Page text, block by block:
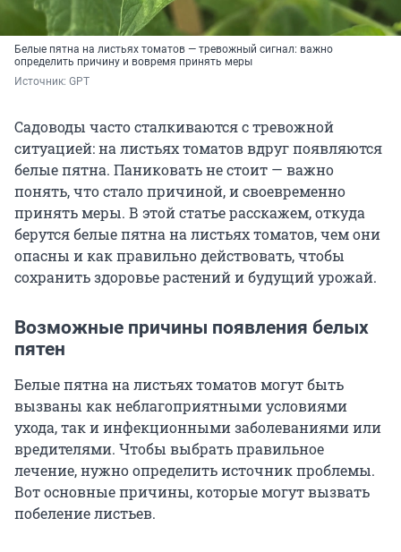
Белые пятна на листьях томатов — тревожный сигнал: важно
определить причину и вовремя принять меры
Источник: GPT
Садоводы часто сталкиваются с тревожной
ситуацией: на листьях томатов вдруг появляются
белые пятна. Паниковать не стоит — важно
понять, что стало причиной, и своевременно
принять меры. В этой статье расскажем, откуда
берутся белые пятна на листьях томатов, чем они
опасны и как правильно действовать, чтобы
сохранить здоровье растений и будущий урожай.
Возможные причины появления белых
пятен
Белые пятна на листьях томатов могут быть
вызваны как неблагоприятными условиями
ухода, так и инфекционными заболеваниями или
вредителями. Чтобы выбрать правильное
лечение, нужно определить источник проблемы.
Вот основные причины, которые могут вызвать
побеление листьев.